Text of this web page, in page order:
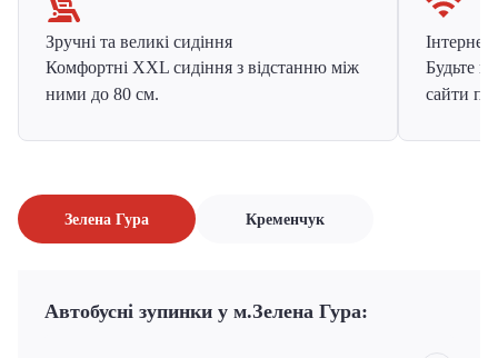
Зручні та великі сидіння
Комфортні XXL сидіння з відстанню між
ними до 80 см.
Інтернет
Будьте
сайти
Зелена Гура Кременчук
Автобусні зупинки у м.Зелена Гура: